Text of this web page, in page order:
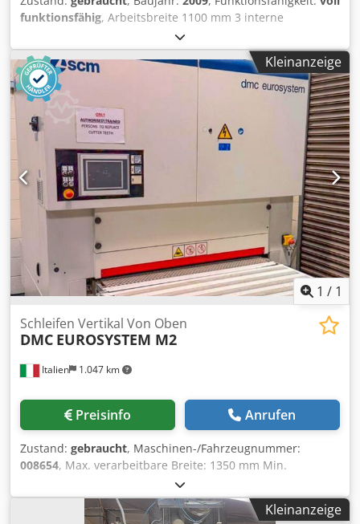
Preise gelten als Abholpreise ab Standort - frei Verladen! •
Die Maschinen wurde gereinigt und funktionsgeprueft. •
Alle Maschinen werden gekauft wie besichtigt ohne
jeglichen Anspruech auf Gewaehrleistung. Es steht dem
Kaeufer frei die Maschinen am Standort zu besichtigen. •
Sondervereinbarungen sind nur in schriftlicher Form
moeglich. (Anfragen beantworten wir nur unter Angabe
Ihrer Adresse + Telefonnummer!)
funktionsfähig, Arbeitsbreite 1100 mm 3 interne
Bedienstationen 1 externe Bedienstation Kühlung der
Bänder erfolgt über eine Flüssigkeit. Cedpsznm S Tofx Ai
Teha
Kleinanzeige
1 / 1
Italien 1.047 km
Schleifen Vertikal Von Oben
DMC EUROSYSTEM M2
Preisinfo Anrufen
Zustand: gebraucht, Maschinen-/Fahrzeugnummer:
008654, Max. verarbeitbare Breite: 1350 mm Min.
verarbeitbare Stärke: 3 mm Arbeitstisch: verstellbar
Unterdruckteppich: ja Chedpfxezpfbij Ai Tja Anzahl der
Arbeitsaggregate: 2 Nr abgeteilter Tupfer: ja Kleinanzeige